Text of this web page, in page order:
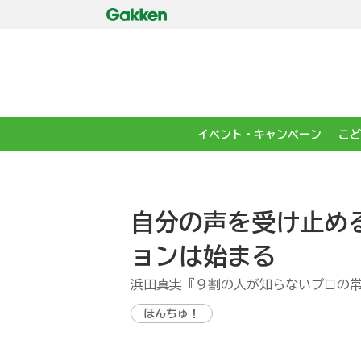
イベント・キャンペーン こ
自分の声を受け止
ョンは始まる
浜田真実『９割の人が知らないプロの
ほんちゅ！